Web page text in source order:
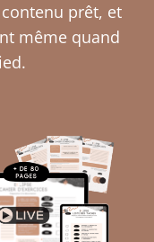
prêt, et
même quand